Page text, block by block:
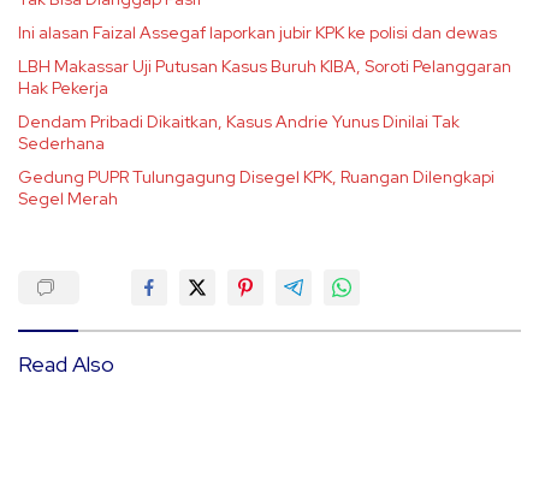
Ini alasan Faizal Assegaf laporkan jubir KPK ke polisi dan dewas
LBH Makassar Uji Putusan Kasus Buruh KIBA, Soroti Pelanggaran
Hak Pekerja
Dendam Pribadi Dikaitkan, Kasus Andrie Yunus Dinilai Tak
Sederhana
Gedung PUPR Tulungagung Disegel KPK, Ruangan Dilengkapi
Segel Merah
Read Also